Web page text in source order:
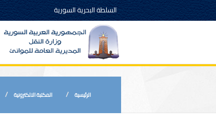
السلطة البحرية السورية
الرئيسية المكتبة الالكترونية